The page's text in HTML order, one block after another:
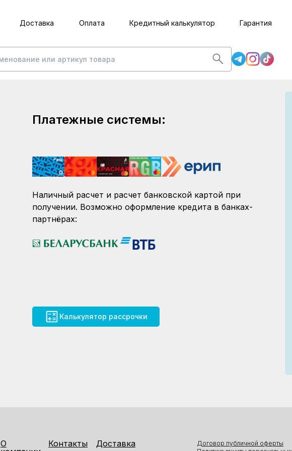
Доставка Оплата Кредитный калькулятор Гарантия
Платежные системы:
Наличный расчет и расчет банковской картой при
получении. Возможно оформление кредита в банках-
партнёрах:
Калькулятор рассрочки
О
Контакты Доставка
Договор публичной оферты